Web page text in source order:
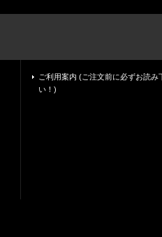
ご利用案内 (ご注文前に必ずお読み
い！)